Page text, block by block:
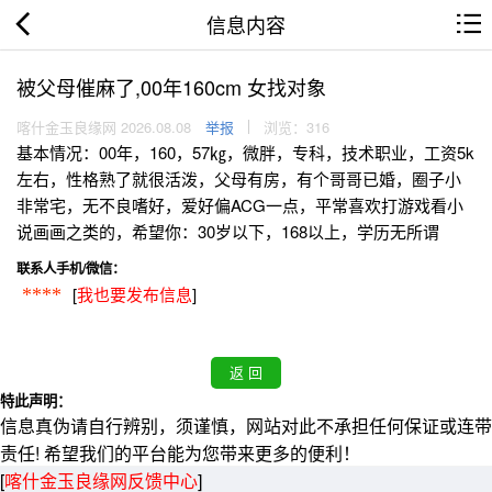
信息内容
被父母催麻了,00年160cm 女找对象
喀什金玉良缘网 2026.08.08 举报 浏览：316
基本情况：00年，160，57㎏，微胖，专科，技术职业，工资5k
左右，性格熟了就很活泼，父母有房，有个哥哥已婚，圈子小
非常宅，无不良嗜好，爱好偏ACG一点，平常喜欢打游戏看小
说画画之类的，希望你：30岁以下，168以上，学历无所谓
联系人手机/微信：
**** [我也要发布信息]
特此声明：
信息真伪请自行辨别，须谨慎，网站对此不承担任何保证或连带
责任! 希望我们的平台能为您带来更多的便利！
[喀什金玉良缘网反馈中心]